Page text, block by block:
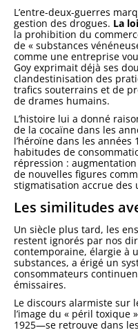
L’entre-deux-guerres
gestion des drogues. La
la prohibition du
de « substances
comme une entreprise
Goy exprimait déjà ses
clandestinisation des
trafics souterrains et de
de drames humains.
L’histoire lui a donné
de la cocaïne dans les
l’héroïne dans les
habitudes de
répression :
de nouvelles figures
stigmatisation accrue des
Les similitudes
Un siècle plus tard, les
restent ignorés par nos
contemporaine, élargie à
substances, a érigé un
consommateurs
émissaires.
Le discours alarmiste sur
l’image du « péril toxique
1925—se retrouve dans